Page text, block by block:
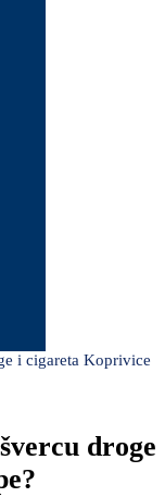
i cigareta Koprivice
droge